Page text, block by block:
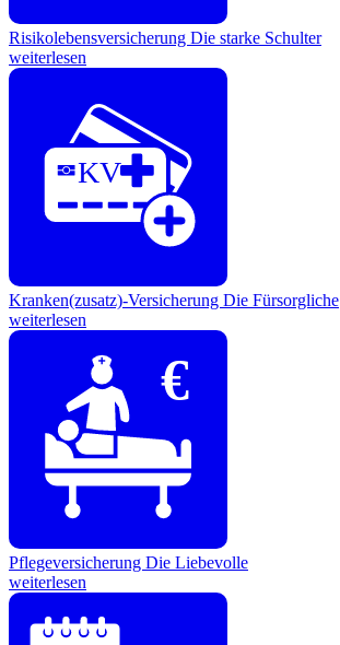
Risikolebensversicherung Die starke Schulter
weiterlesen
KV
Kranken(zusatz)-Versicherung Die Fürsorgliche
weiterlesen
€
Pflegeversicherung Die Liebevolle
weiterlesen